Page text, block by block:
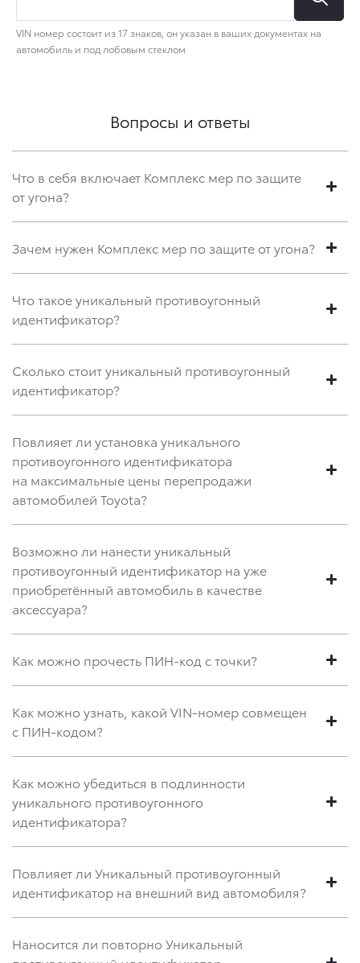
Вопросы и ответы
Что в себя включает Комплекс мер по защите
от угона?
Зачем нужен Комплекс мер по защите от угона?
Что такое уникальный противоугонный
идентификатор?
Сколько стоит уникальный противоугонный
идентификатор?
Повлияет ли установка уникального
противоугонного идентификатора
на максимальные цены перепродажи
автомобилей Toyota?
Возможно ли нанести уникальный
противоугонный идентификатор на уже
приобретённый автомобиль в качестве
аксессуара?
Как можно прочесть ПИН-код с точки?
Как можно узнать, какой VIN-номер совмещен
с ПИН-кодом?
Как можно убедиться в подлинности
уникального противоугонного
идентификатора?
Повлияет ли Уникальный противоугонный
идентификатор на внешний вид автомобиля?
Наносится ли повторно Уникальный